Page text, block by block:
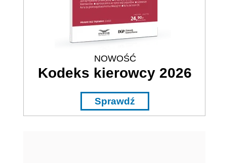
NOWOŚĆ
Kodeks kierowcy 2026
Sprawdź